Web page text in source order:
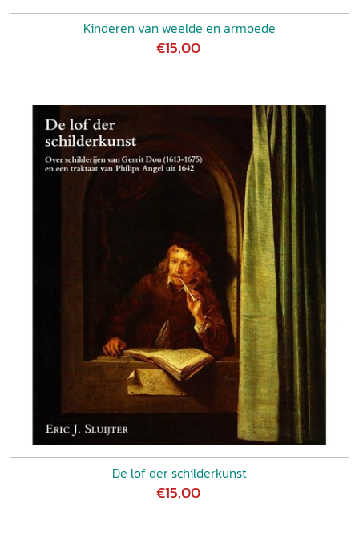
Kinderen van weelde en armoede
€15,00
De lof der schilderkunst
€15,00